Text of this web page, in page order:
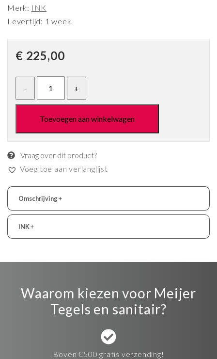
Merk: INK
Levertijd: 1 week
€ 225,00
Toevoegen aan winkelwagen
Vraag over dit product?
Voeg toe aan verlanglijst
Omschrijving+
INK+
Waarom kiezen voor Meijer
Tegels en sanitair?
Boven €500 gratis verzending!